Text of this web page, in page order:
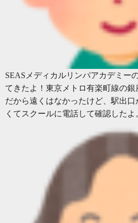
SEASメディカルリンパアカデミー
てきたよ！東京メトロ有楽町線の
だから遠くはなかったけど、駅出
くてスクールに電話して確認したよ